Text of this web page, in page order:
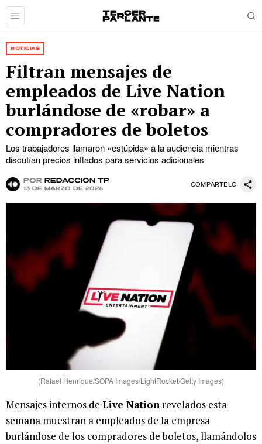
NOTICIAS
Filtran mensajes de
empleados de Live Nation
burlándose de «robar» a
compradores de boletos
Los trabajadores llamaron «estúpida» a la audiencia mientras
discutían precios inflados para servicios adicionales
por Redacción TP
13 de marzo de 2026
COMPÁRTELO
(Rafael Henrique/SOPA Images/LightRocket/Getty Images)
Mensajes internos de Live Nation revelados esta
semana muestran a empleados de la empresa
burlándose de los compradores de boletos, llamándolos